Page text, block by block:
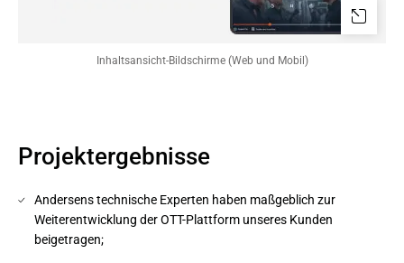
Inhaltsansicht-Bildschirme (Web und Mobil)
Projektergebnisse
Andersens technische Experten haben maßgeblich zur
Weiterentwicklung der OTT-Plattform unseres Kunden
beigetragen;